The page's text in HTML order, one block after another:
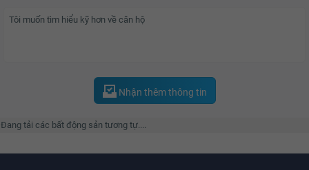
trung tâm thành phố Hà Nội cũng như các tỉnh lân cận như: Bắc Ninh, Bắc
Giang, Lạng Sơn, Hải Phòng, Vĩnh Phúc.
Nhận thêm thông tin
tải các bất động sản tương tự....